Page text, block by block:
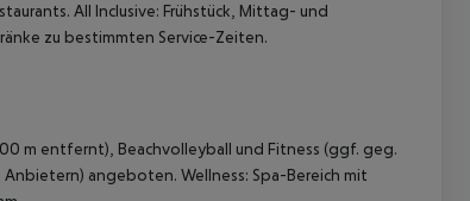
All Inclusive: Frühstück, Mittag- und
zu bestimmten Service-Zeiten.
m entfernt), Beachvolleyball und Fitness (ggf. geg.
angeboten. Wellness: Spa-Bereich mit